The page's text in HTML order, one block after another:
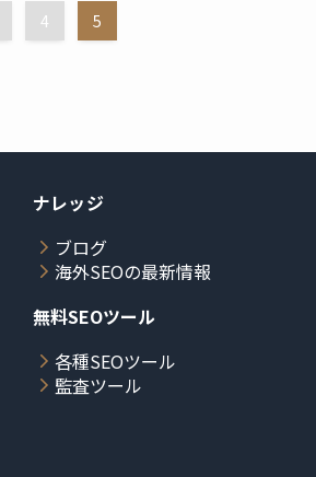
4 5
ナレッジ
ブログ
海外SEOの最新情報
無料SEOツール
各種SEOツール
監査ツール